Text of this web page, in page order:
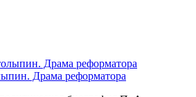
Драма реформатора